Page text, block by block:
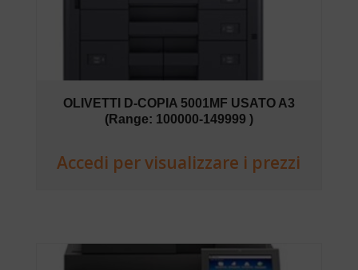
OLIVETTI D-COPIA 5001MF USATO A3
(Range: 100000-149999 )
Accedi per visualizzare i prezzi